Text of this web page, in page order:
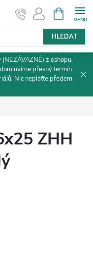
HLEDAT
NÁKUPNÍ
KOŠÍK
z eshopu,
přesný termín
Nic neplaťte předem,
ZHH